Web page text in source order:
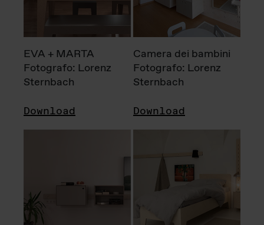
EVA + MARTA
Fotografo: Lorenz
Sternbach
Download
Camera dei bambini
Fotografo: Lorenz
Sternbach
Download